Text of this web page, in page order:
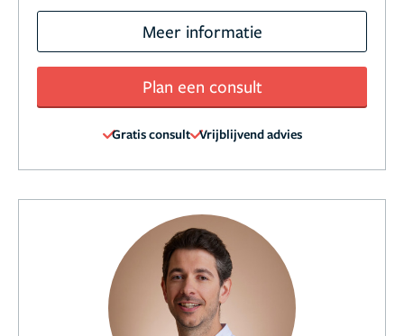
Meer informatie
Plan een consult
Gratis consult Vrijblijvend advies